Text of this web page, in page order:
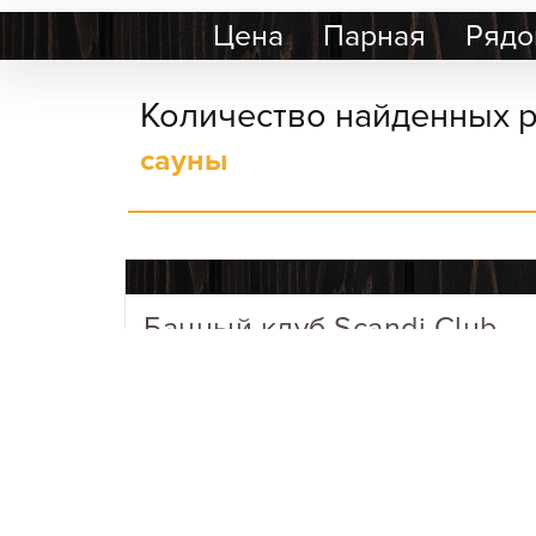
Цена Парная
Количество найденных
сауны
Банный клуб Scandi Club